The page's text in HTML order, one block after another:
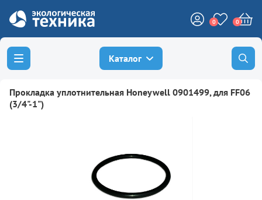
0 0
Каталог
Прокладка уплотнительная Honeywell 0901499, для FF06
(3/4"-1")